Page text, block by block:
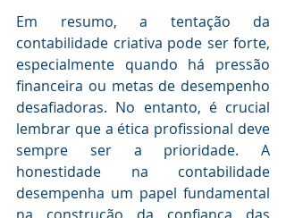
Em resumo, a tentação da
contabilidade criativa pode ser forte,
especialmente quando há pressão
financeira ou metas de desempenho
desafiadoras. No entanto, é crucial
lembrar que a ética profissional deve
sempre ser a prioridade. A
honestidade na contabilidade
desempenha um papel fundamental